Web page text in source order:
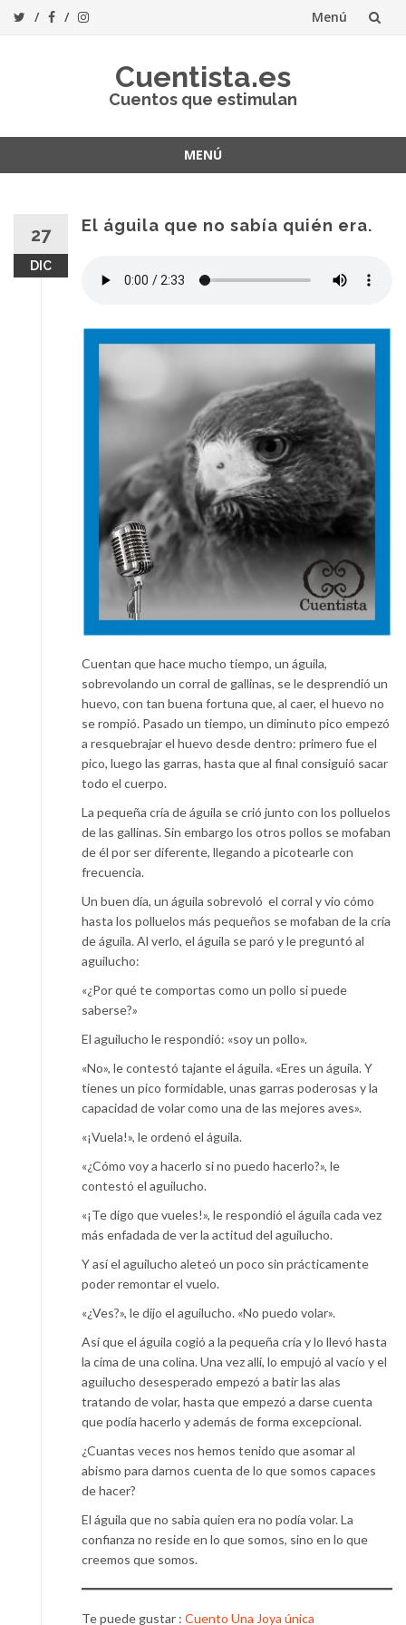
Menú
Cuentista.es
Cuentos que estimulan
MENÚ
27
DIC
El águila que no sabía quién era.
Cuentan que hace mucho tiempo, un águila,
sobrevolando un corral de gallinas, se le desprendió un
huevo, con tan buena fortuna que, al caer, el huevo no
se rompió. Pasado un tiempo, un diminuto pico empezó
a resquebrajar el huevo desde dentro: primero fue el
pico, luego las garras, hasta que al final consiguió sacar
todo el cuerpo.
La pequeña cría de águila se crió junto con los polluelos
de las gallinas. Sin embargo los otros pollos se mofaban
de él por ser diferente, llegando a picotearle con
frecuencia.
Un buen día, un águila sobrevoló el corral y vio cómo
hasta los polluelos más pequeños se mofaban de la cría
de águila. Al verlo, el águila se paró y le preguntó al
aguilucho:
«¿Por qué te comportas como un pollo si puede
saberse?»
El aguilucho le respondió: «soy un pollo».
«No», le contestó tajante el águila. «Eres un águila. Y
tienes un pico formidable, unas garras poderosas y la
capacidad de volar como una de las mejores aves».
«¡Vuela!», le ordenó el águila.
«¿Cómo voy a hacerlo si no puedo hacerlo?», le
contestó el aguilucho.
«¡Te digo que vueles!», le respondió el águila cada vez
más enfadada de ver la actitud del aguilucho.
Y así el aguilucho aleteó un poco sin prácticamente
poder remontar el vuelo.
«¿Ves?», le dijo el aguilucho. «No puedo volar».
Así que el águila cogió a la pequeña cría y lo llevó hasta
la cima de una colina. Una vez allí, lo empujó al vacío y el
aguilucho desesperado empezó a batir las alas
tratando de volar, hasta que empezó a darse cuenta
que podía hacerlo y además de forma excepcional.
¿Cuantas veces nos hemos tenido que asomar al
abismo para darnos cuenta de lo que somos capaces
de hacer?
El águila que no sabia quien era no podía volar. La
confianza no reside en lo que somos, sino en lo que
creemos que somos.
Te puede gustar : Cuento Una Joya única